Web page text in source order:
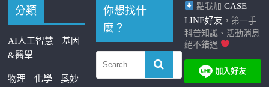
分類
AI人工智慧
基因
&醫學
物理 化學
奧妙
你想找什
麼？
點我加 CASE
LINE好友 ，第一手
科普知識、活動消息
絕不錯過